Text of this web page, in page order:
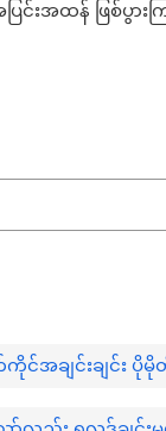
ြင်းအထန် ဖြစ်ပွ
င်အချင်းချင်း ပို